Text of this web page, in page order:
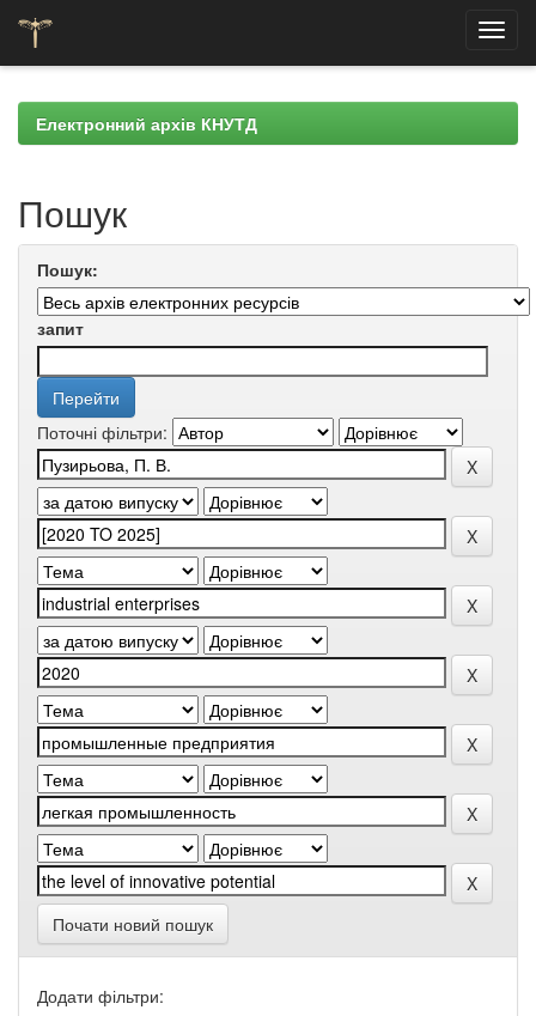
navigationЕлектронний архів КНУТД
Пошук
Пошук:
запит
Поточні фільтри:
Почати новий пошук
Додати фільтри: